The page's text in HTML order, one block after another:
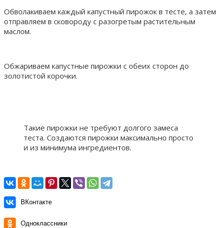
Обволакиваем каждый капустный пирожок в тесте, а затем
отправляем в сковороду с разогретым растительным
маслом.
Обжариваем капустные пирожки с обеих сторон до
золотистой корочки.
Такие пирожки не требуют долгого замеса
теста. Создаются пирожки максимально просто
и из минимума ингредиентов.
ВКонтакте
Одноклассники